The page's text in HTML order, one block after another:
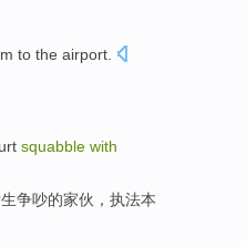
to the airport
squabble with
争吵的家伙， 执法本